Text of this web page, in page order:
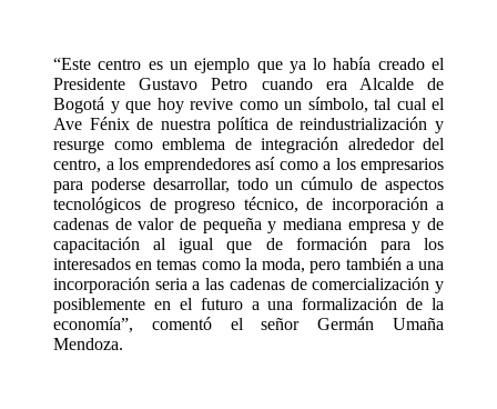
“Este centro es un ejemplo que ya lo había creado el
Presidente Gustavo Petro cuando era Alcalde de
Bogotá y que hoy revive como un símbolo, tal cual el
Ave Fénix de nuestra política de reindustrialización y
resurge como emblema de integración alrededor del
centro, a los emprendedores así como a los empresarios
para poderse desarrollar, todo un cúmulo de aspectos
tecnológicos de progreso técnico, de incorporación a
cadenas de valor de pequeña y mediana empresa y de
capacitación al igual que de formación para los
interesados en temas como la moda, pero también a una
incorporación seria a las cadenas de comercialización y
posiblemente en el futuro a una formalización de la
economía”, comentó el señor Germán Umaña
Mendoza.